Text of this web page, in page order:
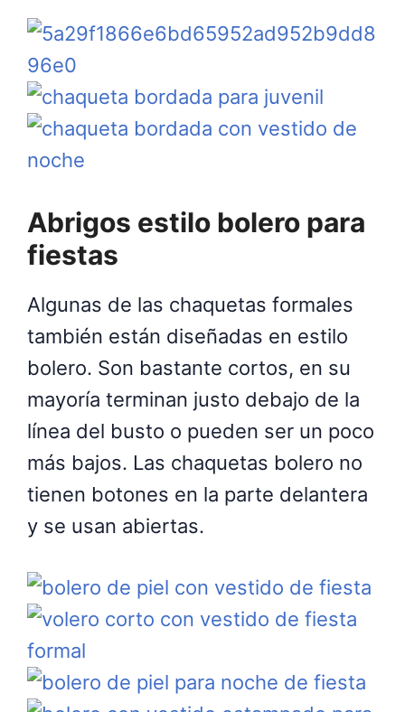
Abrigos estilo bolero para
fiestas
Algunas de las chaquetas formales
también están diseñadas en estilo
bolero. Son bastante cortos, en su
mayoría terminan justo debajo de la
línea del busto o pueden ser un poco
más bajos. Las chaquetas bolero no
tienen botones en la parte delantera
y se usan abiertas.